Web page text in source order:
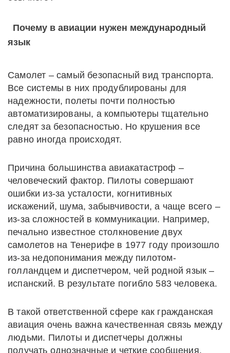
Почему в авиации нужен международный
язык
Самолет – самый безопасный вид транспорта.
Все системы в них продублированы для
надежности, полеты почти полностью
автоматизированы, а компьютеры тщательно
следят за безопасностью. Но крушения все
равно иногда происходят.
Причина большинства авиакатастроф –
человеческий фактор. Пилоты совершают
ошибки из-за усталости, когнитивных
искажений, шума, забывчивости, а чаще всего –
из-за сложностей в коммуникации. Например,
печально известное столкновение двух
самолетов на Тенерифе в 1977 году произошло
из-за недопонимания между пилотом-
голландцем и диспетчером, чей родной язык –
испанский. В результате погибло 583 человека.
В такой ответственной сфере как гражданская
авиация очень важна качественная связь между
людьми. Пилоты и диспетчеры должны
получать однозначные и четкие сообщения,